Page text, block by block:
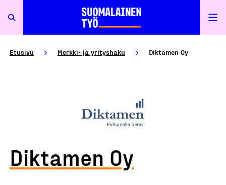
Etusivu Merkki- ja yrityshaku Diktamen Oy
Diktamen Oy